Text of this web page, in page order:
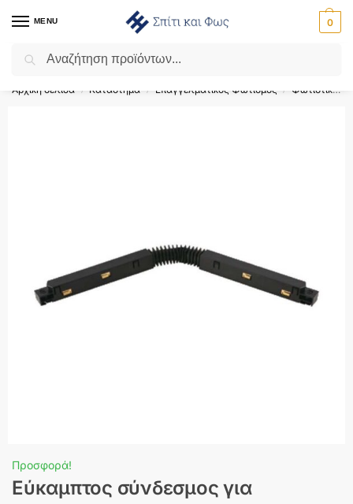
MENU 0
Flash Sale ⚡ 10% Έκπτωση με τον κωδικό ‘SPRING’!
Αρχική σελίδα / Κατάστημα / Επαγγελματικός Φωτισμός / Φωτιστικά Ράγας
Προσφορά!
Εύκαμπτος σύνδεσμος για